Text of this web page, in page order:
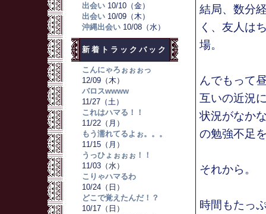
出会い10/10（金）
出会い10/09（木）
沖縄出会い10/08（水）
新着トラックバック
こんにゃろぉぉぉっ
12/09（木）
バロスwwww
11/27（土）
これはハマる！！
11/22（月）
もう濡れてるよぉ。。。
11/15（月）
うっひょぉぉぉ！！
11/03（水）
こりゃハマるわ
10/24（日）
どこで覚えたんだ！？
10/17（日）
結局、数分
く、友人は
場。
んでもって
互いの近況
状況がなか
の勉強不足
それから。
時間もたっ